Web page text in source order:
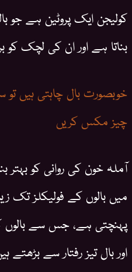
کولیجن ایک پروٹین ہے جو
بناتا ہے اور ان کی لچک کو
خوبصورت بال چاہتی ہیں
چیز مکس کریں
آملہ خون کی روانی کو بہتر
میں بالوں کے فولیکلز تک
پہنچتی ہے، جس سے
اور بال تیز رفتار سے بڑھتے